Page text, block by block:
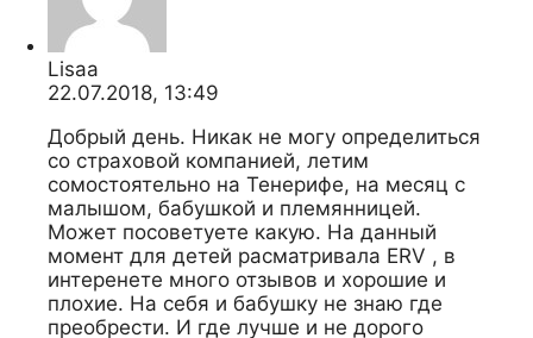
Lisaa
22.07.2018, 13:49
Добрый день. Никак не могу определиться
со страховой компанией, летим
сомостоятельно на Тенерифе, на месяц с
малышом, бабушкой и племянницей.
Может посоветуете какую. На данный
момент для детей расматривала ERV , в
интеренете много отзывов и хорошие и
плохие. На себя и бабушку не знаю где
преобрести. И где лучше и не дорого